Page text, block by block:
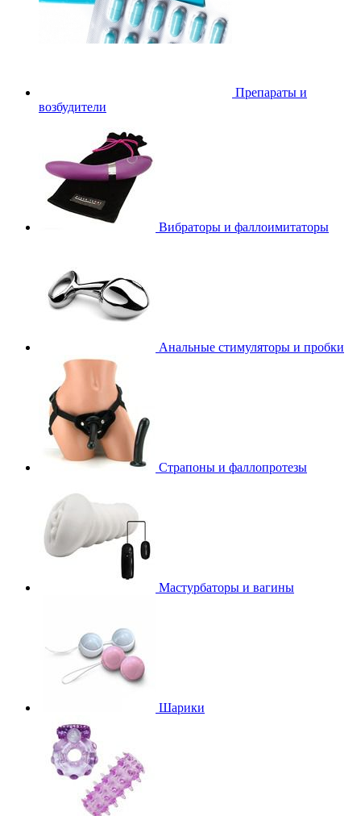
Препараты и
возбудители
Вибраторы и фаллоимитаторы
Анальные стимуляторы и пробки
Страпоны и фаллопротезы
Мастурбаторы и вагины
Шарики